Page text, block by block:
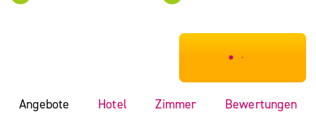
***************
Angebote Hotel Zimmer Bewertungen